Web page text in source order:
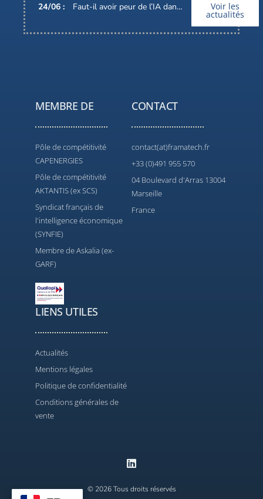
24/06 : Faut-il avoir peur de l’IA dans nos métiers ? Voir les
actualités
MEMBRE DE
Pôle de compétitivité
CAPENERGIES
Pôle de compétitivité
AKTANTIS (ex SCS)
Syndicat français de
l'intelligence économique
(SYNFIE)
Membre de Askalia (ex-
GARF)
CONTACT
contact(at)framatech.fr
+33 (0)491 955 570
04 Boulevard d'Arras 13004
Marseille
France
LIENS UTILES
Actualités
Mentions légales
Politique de confidentialité
Conditions générales de
vente
© 2026 Tous droits réservés